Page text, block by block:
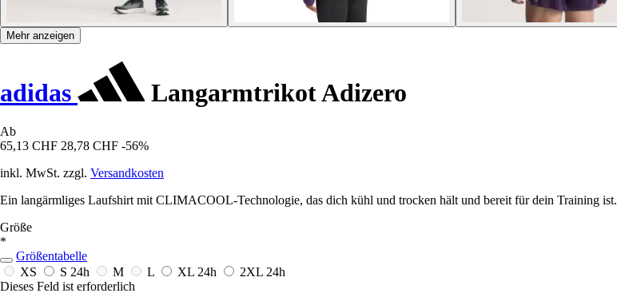
Mehr anzeigen
adidas Langarmtrikot Adizero
Ab
65,13 CHF 28,78 CHF -56%
inkl. MwSt. zzgl. Versandkosten
Ein langärmliges Laufshirt mit CLIMACOOL-Technologie, das dich kühl und trocken hält und bereit für dein Training ist.
Größe
*
Größentabelle
XS
S 24h M L XL 24h 2XL 24h
Dieses Feld ist erforderlich